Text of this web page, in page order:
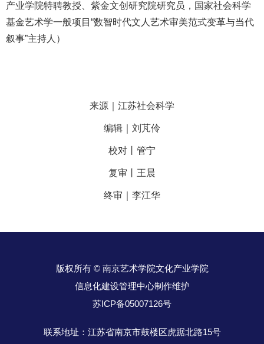
产业学院特聘教授、紫金文创研究院研究员，国家社会科学
基金艺术学一般项目“数智时代文人艺术审美范式变革与当代
叙事”主持人）
来源｜江苏社会科学
编辑｜刘芃伶
校对丨管宁
复审丨王晨
终审｜李江华
版权所有 © 南京艺术学院文化产业学院
信息化建设管理中心制作维护
苏ICP备05007126号
联系地址：江苏省南京市鼓楼区虎踞北路15号